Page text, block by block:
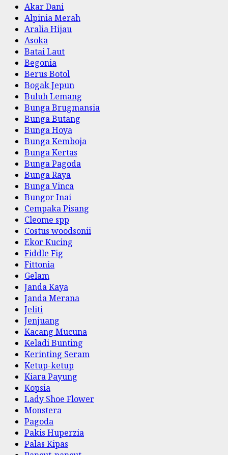
Akar Dani
Alpinia Merah
Aralia Hijau
Asoka
Batai Laut
Begonia
Berus Botol
Bogak Jepun
Buluh Lemang
Bunga Brugmansia
Bunga Butang
Bunga Hoya
Bunga Kemboja
Bunga Kertas
Bunga Pagoda
Bunga Raya
Bunga Vinca
Bungor Inai
Cempaka Pisang
Cleome spp
Costus woodsonii
Ekor Kucing
Fiddle Fig
Fittonia
Gelam
Janda Kaya
Janda Merana
Jeliti
Jenjuang
Kacang Mucuna
Keladi Bunting
Kerinting Seram
Ketup-ketup
Kiara Payung
Kopsia
Lady Shoe Flower
Monstera
Pagoda
Pakis Huperzia
Palas Kipas